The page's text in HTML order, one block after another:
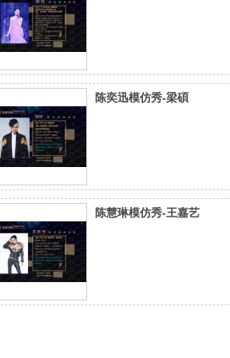
陈奕迅模仿秀-梁碩
陈慧琳模仿秀-王嘉艺